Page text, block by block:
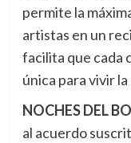
permite la
artistas en un
facilita que cada
única para vivir
NOCHES DEL
al acuerdo